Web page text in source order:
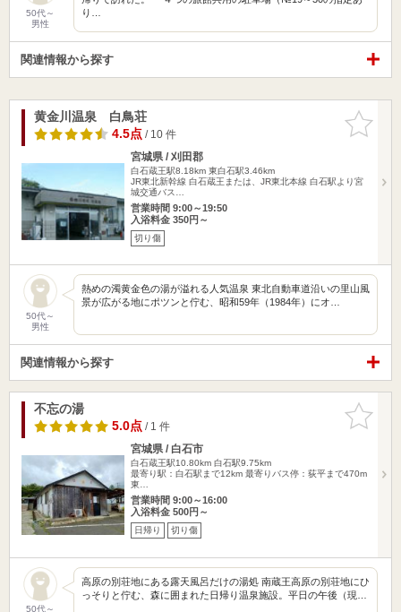
50代～
男性
り…
関連情報から探す
お気に入
りに追加
黄金川温泉 白鳥荘
4.5点/ 10 件
宮城県 / 刈田郡
白石蔵王駅8.18km 東白石駅3.46km
JR東北新幹線 白石蔵王または、JR東北本線 白石駅より宮
城交通バス…
営業時間 9:00～19:50
入浴料金 350円～
切り傷
50代～
男性
熱めの濁黄金色の湯が溢れる人気温泉 東北自動車道沿いの里山風
景が広がる地にポツンと佇む、昭和59年（1984年）にオ…
関連情報から探す
お気に入
りに追加
不忘の湯
5.0点/ 1 件
宮城県 / 白石市
白石蔵王駅10.80km 白石駅9.75km
最寄り駅：白石駅まで12km 最寄りバス停：荻平まで470m
東…
営業時間 9:00～16:00
入浴料金 500円～
日帰り 切り傷
50代～
高原の別荘地にある露天風呂だけの湯処 南蔵王高原の別荘地にひ
っそりと佇む、森に囲まれた日帰り温泉施設。平日の午後（現…